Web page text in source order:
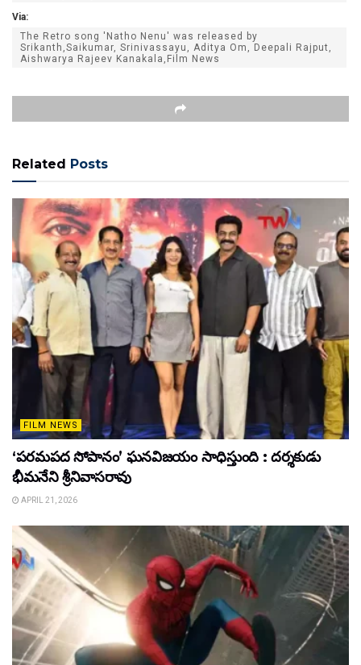
Via:
The Retro song 'Natho Nenu' was released by
Srikanth,Saikumar, Srinivassayu, Aditya Om, Deepali Rajput,
Aishwarya Rajeev Kanakala,Film News
Related Posts
FILM NEWS
‘పరమపద సోపానం’ ఘనవిజయం సాధిస్తుంది : దర్శకుడు
భీమనేని శ్రీనివాసరావు
APRIL 21, 2026